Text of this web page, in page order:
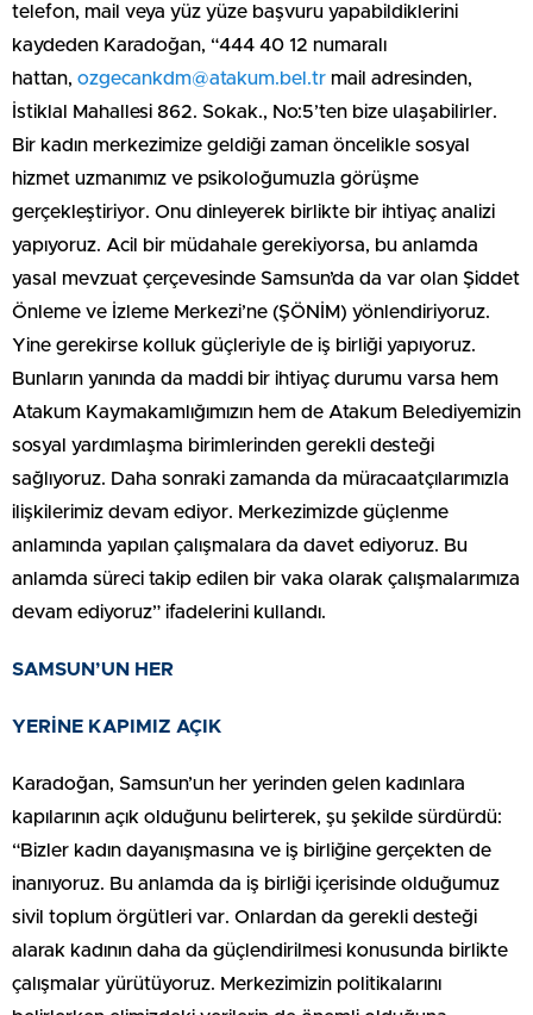
telefon, mail veya yüz yüze başvuru yapabildiklerini
kaydeden Karadoğan, “444 40 12 numaralı
hattan, ozgecankdm@atakum.bel.tr mail adresinden,
İstiklal Mahallesi 862. Sokak., No:5’ten bize ulaşabilirler.
Bir kadın merkezimize geldiği zaman öncelikle sosyal
hizmet uzmanımız ve psikoloğumuzla görüşme
gerçekleştiriyor. Onu dinleyerek birlikte bir ihtiyaç analizi
yapıyoruz. Acil bir müdahale gerekiyorsa, bu anlamda
yasal mevzuat çerçevesinde Samsun’da da var olan Şiddet
Önleme ve İzleme Merkezi’ne (ŞÖNİM) yönlendiriyoruz.
Yine gerekirse kolluk güçleriyle de iş birliği yapıyoruz.
Bunların yanında da maddi bir ihtiyaç durumu varsa hem
Atakum Kaymakamlığımızın hem de Atakum Belediyemizin
sosyal yardımlaşma birimlerinden gerekli desteği
sağlıyoruz. Daha sonraki zamanda da müracaatçılarımızla
ilişkilerimiz devam ediyor. Merkezimizde güçlenme
anlamında yapılan çalışmalara da davet ediyoruz. Bu
anlamda süreci takip edilen bir vaka olarak çalışmalarımıza
devam ediyoruz” ifadelerini kullandı.
SAMSUN’UN HER
YERİNE KAPIMIZ AÇIK
Karadoğan, Samsun’un her yerinden gelen kadınlara
kapılarının açık olduğunu belirterek, şu şekilde sürdürdü:
“Bizler kadın dayanışmasına ve iş birliğine gerçekten de
inanıyoruz. Bu anlamda da iş birliği içerisinde olduğumuz
sivil toplum örgütleri var. Onlardan da gerekli desteği
alarak kadının daha da güçlendirilmesi konusunda birlikte
çalışmalar yürütüyoruz. Merkezimizin politikalarını